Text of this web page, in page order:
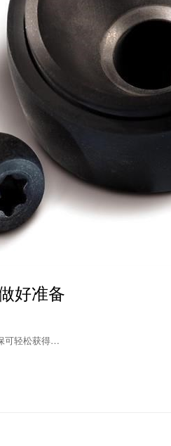
好准备
可轻松获得…